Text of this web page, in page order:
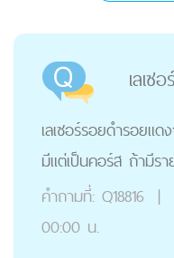
เลเซอร์
เลเซอร์รอยดำรอยแ
มีแต่เป็นคอร์ส ถ้ามีรา
คำถามที่: Q18816 |
00:00 น.